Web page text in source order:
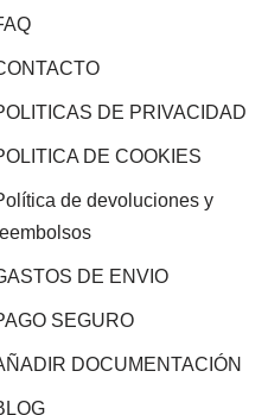
DE PRIVACIDAD
DE COOKIES
de devoluciones y
DE ENVIO
SEGURO
DOCUMENTACIÓN